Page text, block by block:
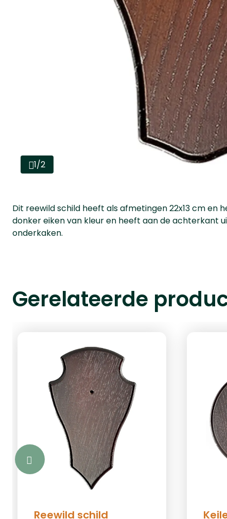
1/2
Dit reewild schild heeft als afmetingen 22x13 cm en
donker eiken van kleur en heeft aan de achterkant
onderkaken.
Gerelateerde
Reewild schild